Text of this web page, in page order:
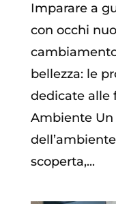
Imparare a
con occhi
bellezza: le
dedicate alle
Ambiente
scoperta,...